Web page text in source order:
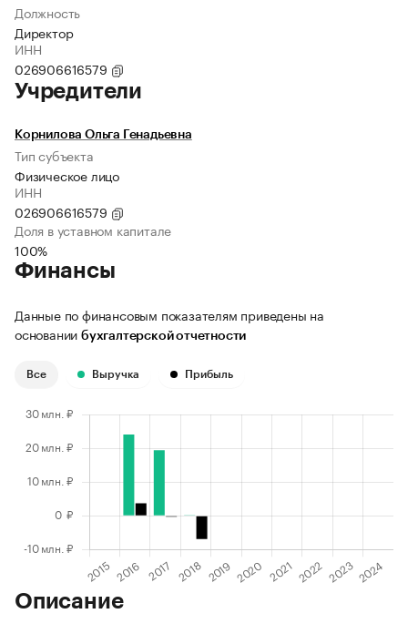
Должность
Директор
ИНН
026906616579
Учредители
Корнилова Ольга Генадьевна
Тип субъекта
Физическое лицо
ИНН
026906616579
Доля в уставном капитале
100%
Финансы
Данные по финансовым показателям приведены на
основании бухгалтерской отчетности
Все Выручка Прибыль
Описание